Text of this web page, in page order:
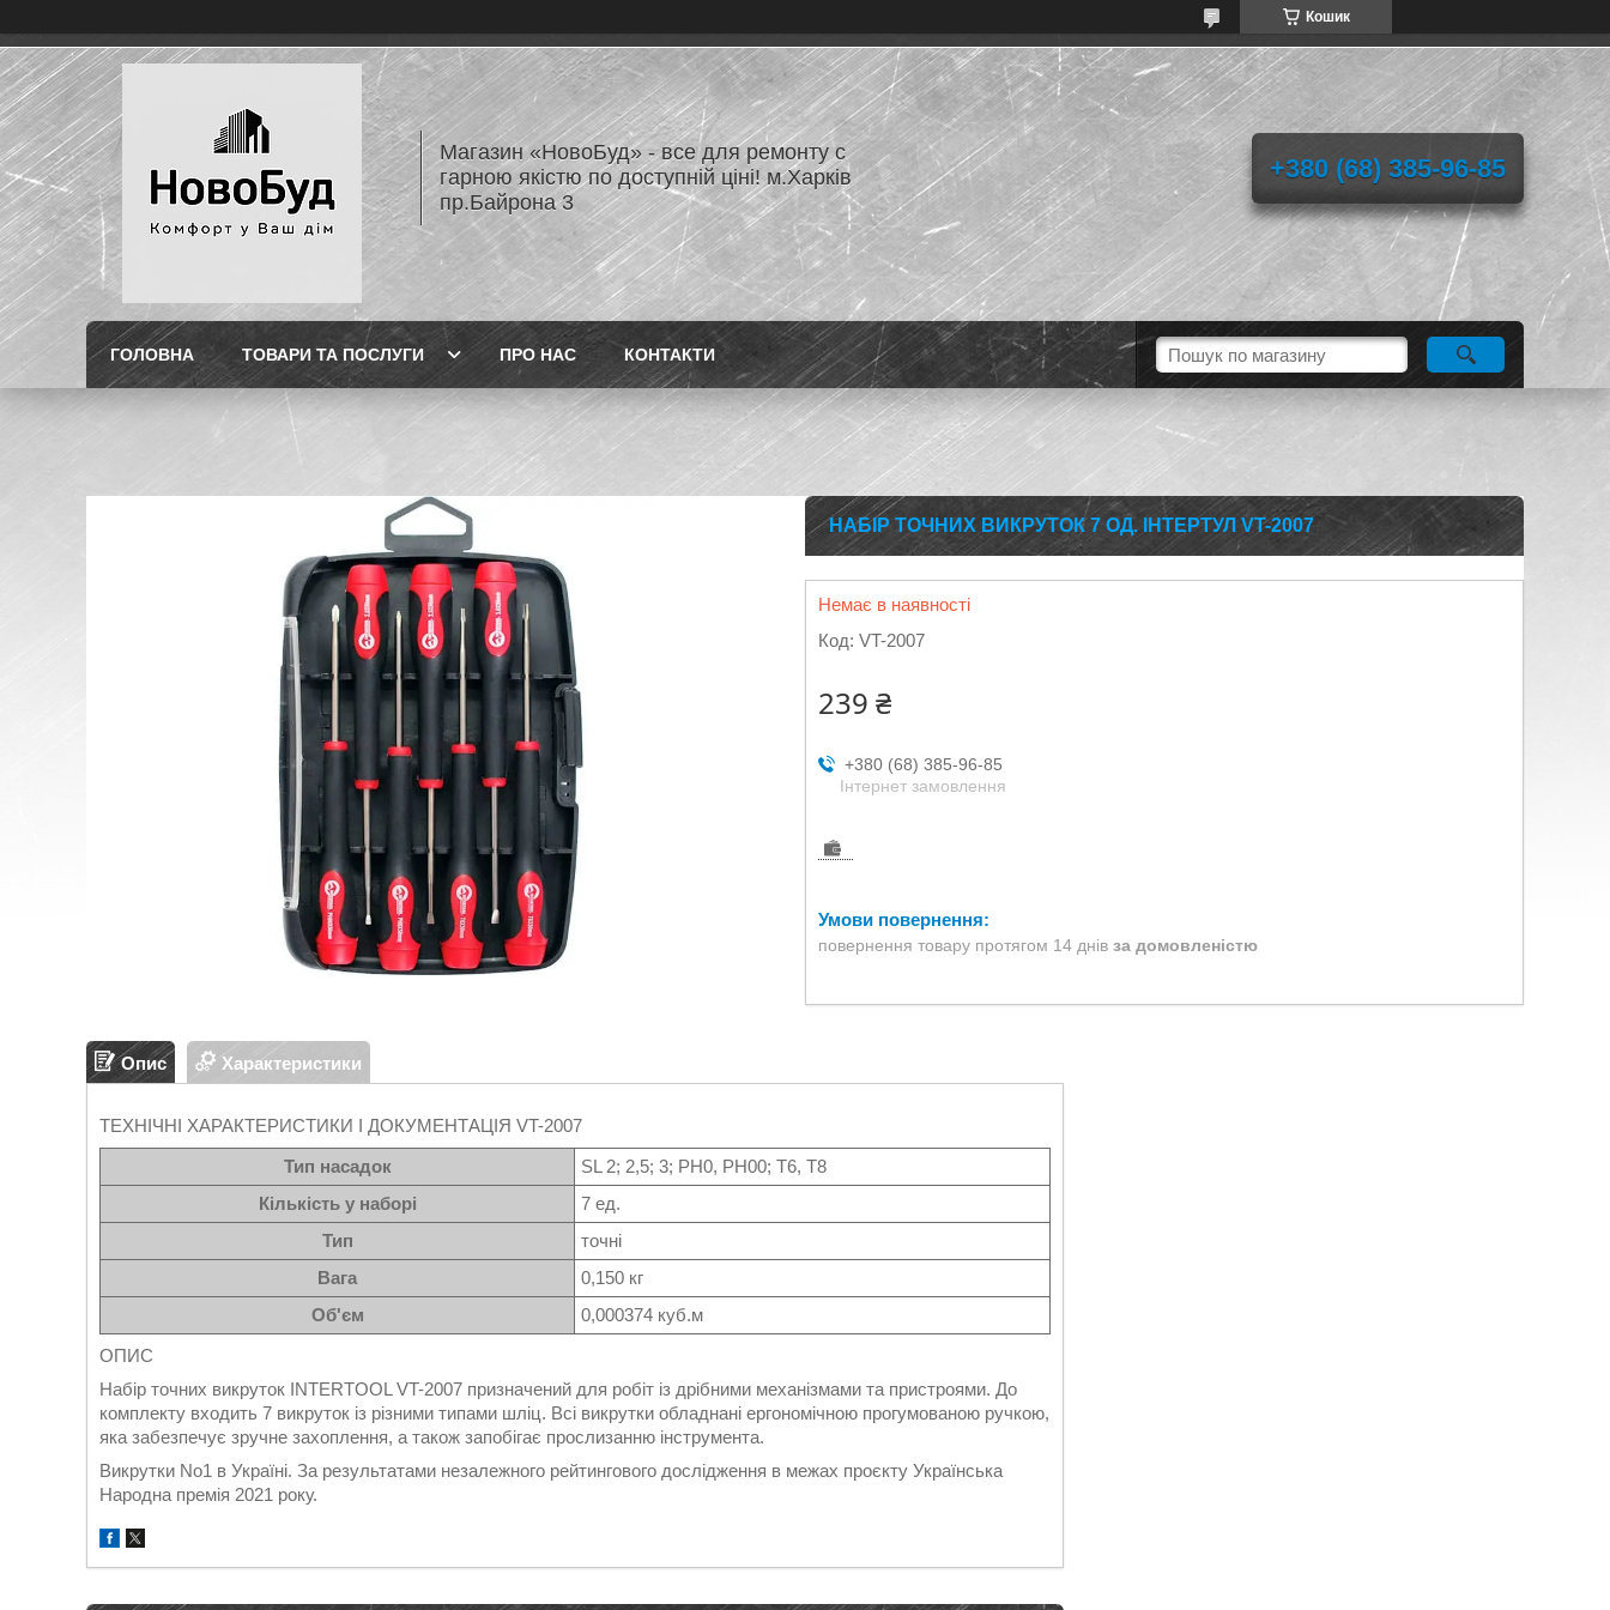
Кошик
Магазин «НовоБуд» - все для ремонту с
гарною якістю по доступній ціні! м.Харків
пр.Байрона 3
+380 (68) 385-96-85
ГОЛОВНА ТОВАРИ ТА ПОСЛУГИ ПРО НАС КОНТАКТИ
НАБІР ТОЧНИХ ВИКРУТОК 7 ОД. ІНТЕРТУЛ VT-2007
Немає в наявності
Код: VT-2007
239 ₴
+380 (68) 385-96-85
Інтернет замовлення
повернення товару протягом 14 днів за домовленістю
Опис Характеристики
ТЕХНІЧНІ ХАРАКТЕРИСТИКИ І ДОКУМЕНТАЦІЯ VT-2007
Тип насадок
SL 2; 2,5; 3; PH0, PH00; T6, T8
Кількість у наборі
7 ед.
Тип
точні
Вага
0,150 кг
Об'єм
0,000374 куб.м
ОПИС
Набір точних викруток INTERTOOL VT-2007 призначений для робіт із дрібними механізмами та пристроями. До
комплекту входить 7 викруток із різними типами шліц. Всі викрутки обладнані ергономічною прогумованою ручкою,
яка забезпечує зручне захоплення, а також запобігає прослизанню інструмента.
Викрутки No1 в Україні. За результатами незалежного рейтингового дослідження в межах проєкту Українська
Народна премія 2021 року.